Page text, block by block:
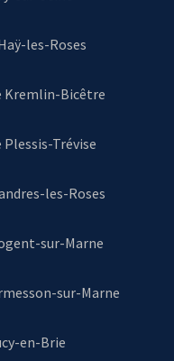
les-Roses
Kremlin-Bicêtre
Plessis-Trévise
les-Roses
sur-Marne
sur-Marne
en-Brie